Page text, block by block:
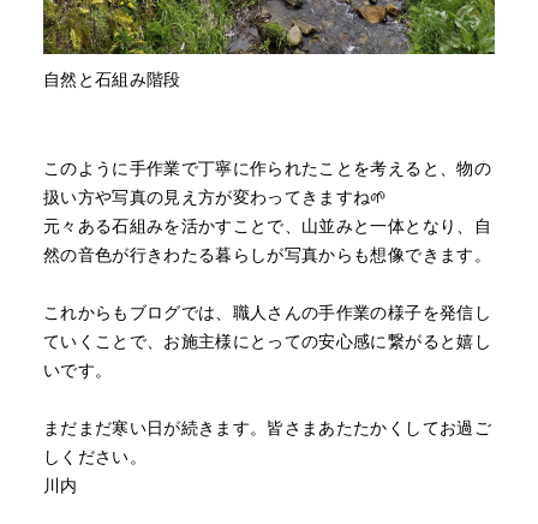
自然と石組み階段
このように手作業で丁寧に作られたことを考えると、物の
扱い方や写真の見え方が変わってきますね🌱
元々ある石組みを活かすことで、山並みと一体となり、自
然の音色が行きわたる暮らしが写真からも想像できます。
これからもブログでは、職人さんの手作業の様子を発信し
ていくことで、お施主様にとっての安心感に繋がると嬉し
いです。
まだまだ寒い日が続きます。皆さまあたたかくしてお過ご
しください。
川内